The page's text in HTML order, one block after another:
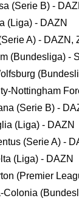
(Serie B) -
(Liga) - DAZN
A) - DAZN,
(Bundesliga) -
Nottingham
(Serie B) -
(Liga) - DAZN
(Serie A) -
(Liga) - DAZN
(Premier
Colonia